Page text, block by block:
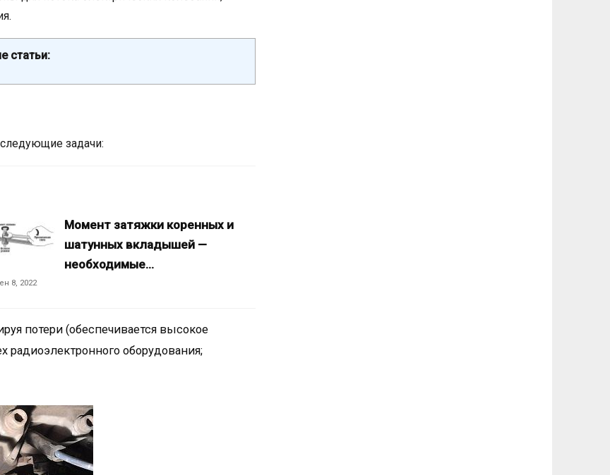
статьи:
задачи:
Момент затяжки коренных и
шатунных вкладышей —
необходимые…
8, 2022
потери (обеспечивается высокое
радиоэлектронного оборудования;